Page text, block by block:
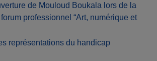
de Mouloud Boukala lors de la
professionnel “Art, numérique et
représentations du handicap